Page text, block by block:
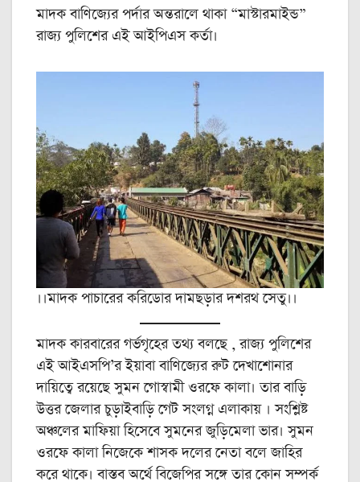
মাদক বাণিজ্যের পর্দার অন্তরালে থাকা “মাস্টারমাইন্ড”
রাজ্য পুলিশের এই আইপিএস কর্তা।
।।মাদক পাচারের করিডোর দামছড়ার দশরথ সেতু।।
মাদক কারবারের গর্ভগৃহের তথ্য বলছে , রাজ্য পুলিশের
এই আইএসপি’র ইয়াবা বাণিজ্যের রুট দেখাশোনার
দায়িত্বে রয়েছে সুমন গোস্বামী ওরফে কালা। তার বাড়ি
উত্তর জেলার চুড়াইবাড়ি গেট সংলগ্ন এলাকায় । সংশ্লিষ্ট
অঞ্চলের মাফিয়া হিসেবে সুমনের জুড়িমেলা ভার। সুমন
ওরফে কালা নিজেকে শাসক দলের নেতা বলে জাহির
করে থাকে। বাস্তব অর্থে বিজেপির সঙ্গে তার কোন সম্পর্ক